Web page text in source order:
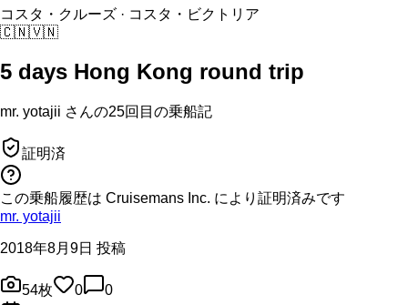
コスタ・クルーズ · コスタ・ビクトリア
🇨🇳🇻🇳
5 days Hong Kong round trip
mr. yotajii さんの25回目の乗船記
証明済
この乗船履歴は Cruisemans Inc. により証明済みです
mr. yotajii
2018年8月9日 投稿
54枚 0 0